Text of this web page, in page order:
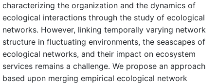
characterizing the organization and the dynamics of
ecological interactions through the study of ecological
networks. However, linking temporally varying network
structure in fluctuating environments, the seascapes of
ecological networks, and their impact on ecosystem
services remains a challenge. We propose an approach
based upon merging empirical ecological network